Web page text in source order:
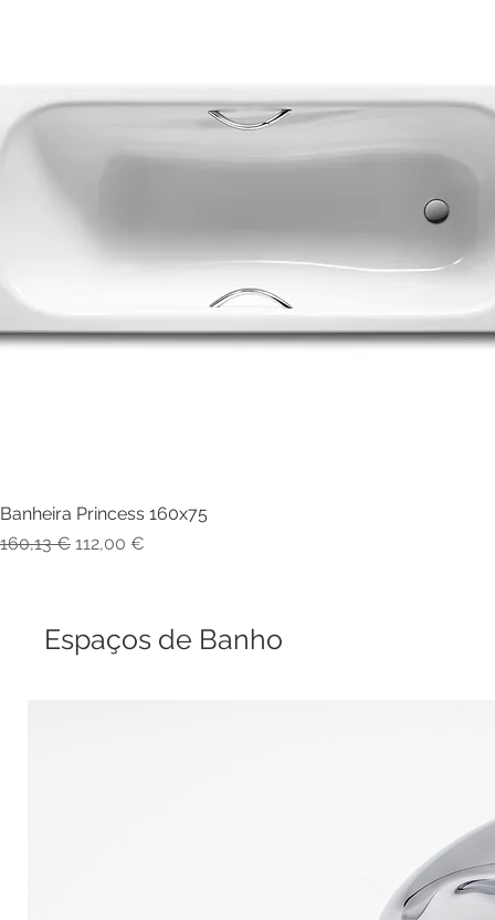
Visualização rápida
Banheira Princess 160x75
Preço normal
160,13 € Preço promocional
112,00 €
Espaços de Banho